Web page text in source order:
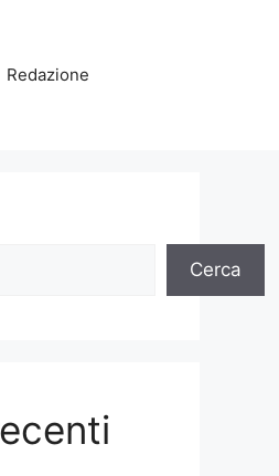
Redazione
Cerca